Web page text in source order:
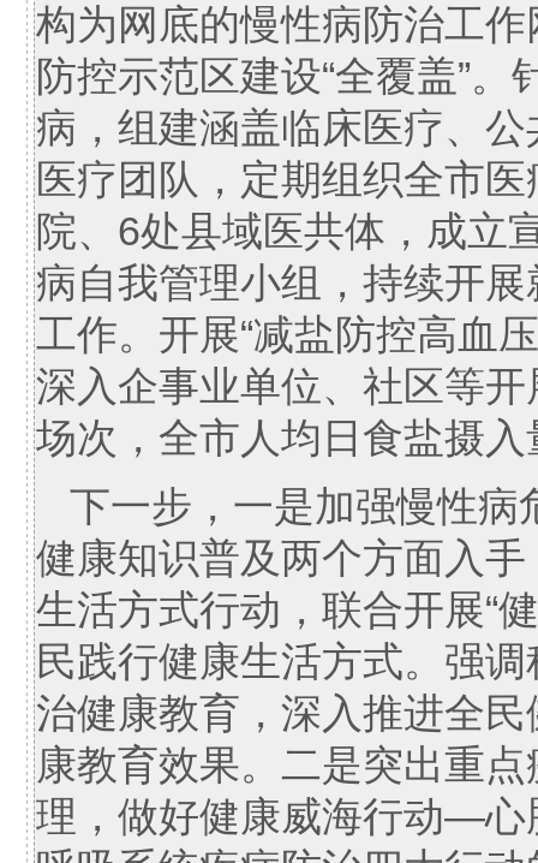
构为网底的慢性病防治工
防控示范区建设“全覆盖”
病，组建涵盖临床医疗、
医疗团队，定期组织全市
院、6处县域医共体，成立
病自我管理小组，持续开
工作。开展“减盐防控高血
深入企事业单位、社区等
场次，全市人均日食盐摄
下一步，一是加强慢性病
健康知识普及两个方面入手
生活方式行动，联合开展“
民践行健康生活方式。强
治健康教育，深入推进全
康教育效果。二是突出重
理，做好健康威海行动—心